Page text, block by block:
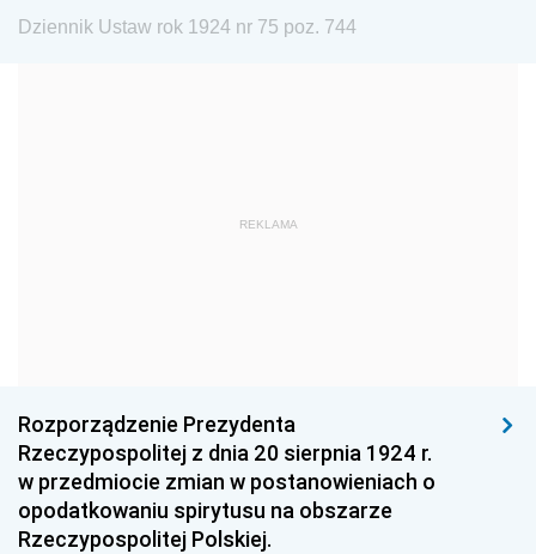
1972 1971
1945 1944
1938 1937 1936
1935 1934 1933
1932 1931
Dziennik Ustaw rok 1924 nr 75 poz. 744
REKLAMA
Rozporządzenie Prezydenta
Rzeczypospolitej z dnia 20 sierpnia 1924 r.
w przedmiocie zmian w postanowieniach o
opodatkowaniu spirytusu na obszarze
Rzeczypospolitej Polskiej.